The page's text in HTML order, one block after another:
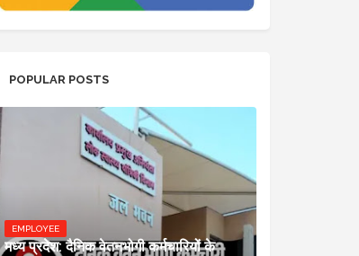
POPULAR POSTS
EMPLOYEE
मध्य प्रदेश: दैनिक वेतनभोगी कर्मचारियों के